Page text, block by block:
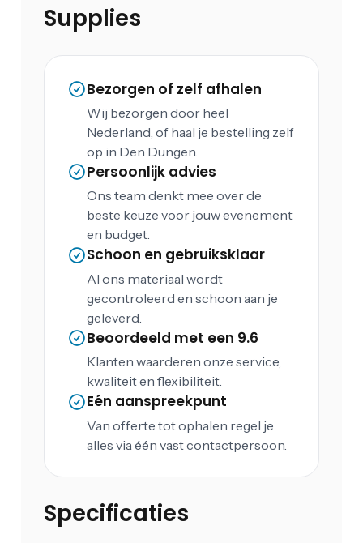
Supplies
Bezorgen of zelf afhalen
Wij bezorgen door heel
Nederland, of haal je bestelling zelf
op in Den Dungen.
Persoonlijk advies
Ons team denkt mee over de
beste keuze voor jouw evenement
en budget.
Schoon en gebruiksklaar
Al ons materiaal wordt
gecontroleerd en schoon aan je
geleverd.
Beoordeeld met een 9.6
Klanten waarderen onze service,
kwaliteit en flexibiliteit.
Eén aanspreekpunt
Van offerte tot ophalen regel je
alles via één vast contactpersoon.
Specificaties